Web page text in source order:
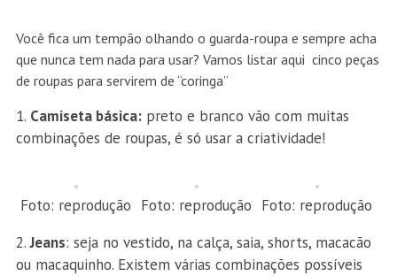
Você fica um tempão olhando o guarda-roupa e sempre acha
que nunca tem nada para usar? Vamos listar aqui cinco peças
de roupas para servirem de “coringa”
Camiseta básica:preto e branco vão com muitas
combinações de roupas, é só usar a criatividade!
Foto: reprodução Foto: reprodução Foto: reprodução
Jeans: seja no vestido, na calça, saia, shorts, macacão
ou macaquinho. Existem várias combinações possíveis